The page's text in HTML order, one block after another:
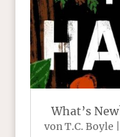
What’s
von T.C. Boyle